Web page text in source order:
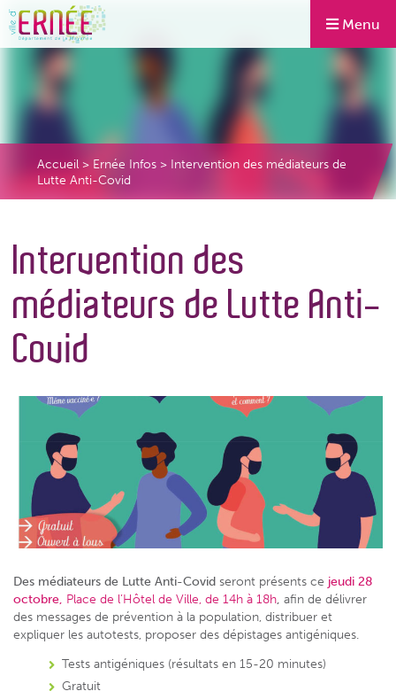
Menu
Accueil > Ernée Infos > Intervention des médiateurs de
Lutte Anti-Covid
Intervention des
médiateurs de Lutte Anti-
Covid
Des médiateurs de Lutte Anti-Covid seront présents ce jeudi 28
octobre, Place de l’Hôtel de Ville, de 14h à 18h, afin de délivrer
des messages de prévention à la population, distribuer et
expliquer les autotests, proposer des dépistages antigéniques.
Tests antigéniques (résultats en 15-20 minutes)
Gratuit